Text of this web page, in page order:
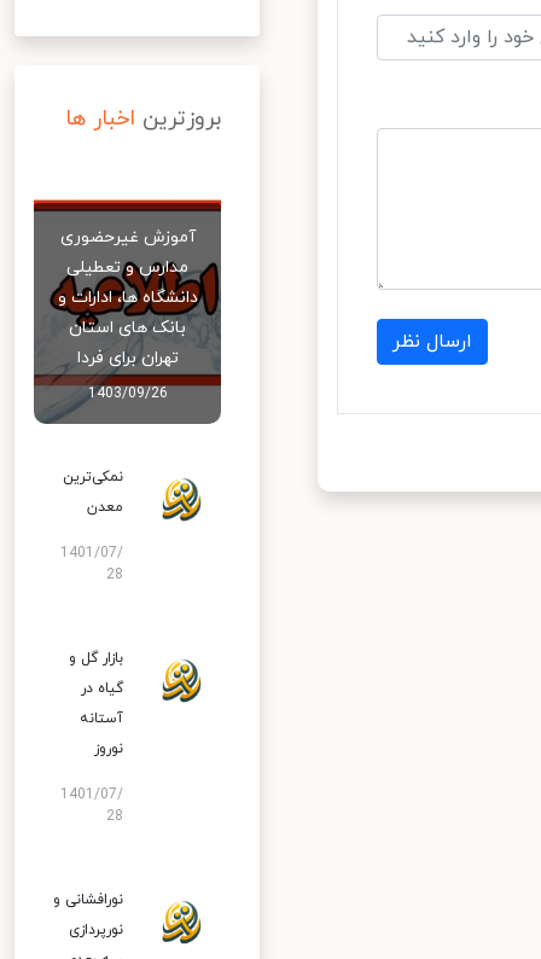
ارسال نظر
بروزترین اخبار ها
آموزش غیرحضوری
مدارس و تعطیلی
دانشگاه‌ ها، ادارات و
بانک‌ های استان
تهران برای فردا
1403/09/26
نمکی‌ترین
معدن
1401/07/
28
بازار گل و
گیاه در
آستانه
نوروز
1401/07/
28
نورافشانی و
نورپردازی